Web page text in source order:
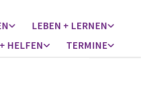
LEBEN + LERNEN
HELFEN
TERMINE